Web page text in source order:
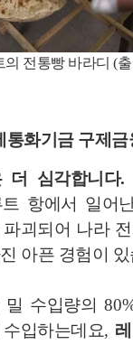
의 전통빵 바라디 (
통화기금 구제금
더 심각합니다.
항에서 일어
괴되어 나라
아픈 경험이
수입량의
입하는데요,